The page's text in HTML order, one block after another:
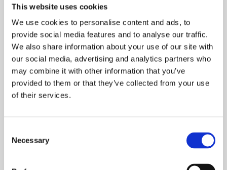
This website uses cookies
We use cookies to personalise content and ads, to
provide social media features and to analyse our traffic.
We also share information about your use of our site with
our social media, advertising and analytics partners who
may combine it with other information that you’ve
provided to them or that they’ve collected from your use
of their services.
Selection
Necessary
ARRANGEMENTET ER UDSOLGT!
Kære medlem,
Peacock Travel og The Scandinavian har fornøjelsen af at
invitere medlemmer af The Scandinavian til en
stjerneaften for livsnydere.
hvorefter Peacock Travel vil præsenterer et udpluk
af deres eksklusive rejser, som omfatter nogle af verdens